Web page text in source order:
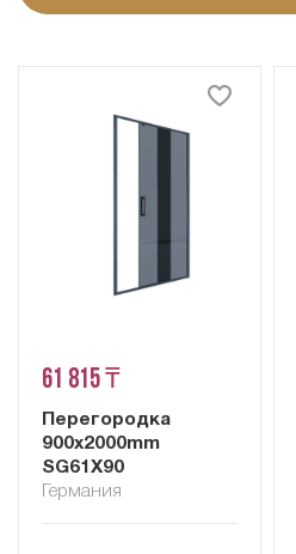
61 815 ₸
Перегородка
900x2000mm
SG61X90
Германия